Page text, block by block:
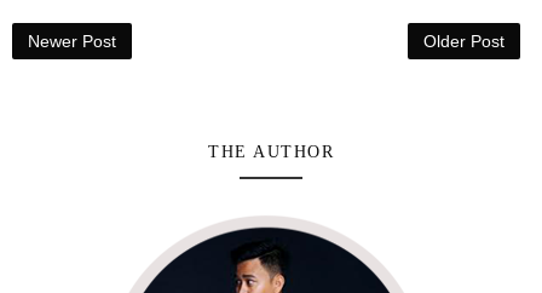
Newer Post Older Post
THE AUTHOR